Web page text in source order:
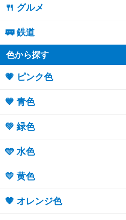
🍴 グルメ
🚃 鉄道
色から探す
💗 ピンク色
💙 青色
💚 緑色
🩵 水色
💛 黄色
🧡 オレンジ色